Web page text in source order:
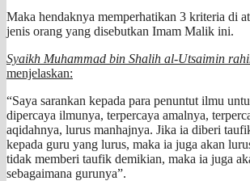
Maka hendaknya memperhatikan 3 kriteria di
jenis orang yang disebutkan Imam Malik ini.
Syaikh Muhammad bin Shalih al-Utsaimin
menjelaskan:
“Saya sarankan kepada para penuntut ilmu
dipercaya ilmunya, terpercaya amalnya,
aqidahnya, lurus manhajnya. Jika ia diberi
kepada guru yang lurus, maka ia juga akan
tidak memberi taufik demikian, maka ia juga
sebagaimana gurunya”.